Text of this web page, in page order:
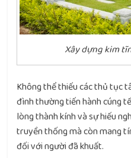
Xây dựng kim
Không thể thiếu các thủ tục
đình thường tiến hành cúng
lòng thành kính và sự hiếu
truyền thống mà còn mang
đối với người đã khuất.